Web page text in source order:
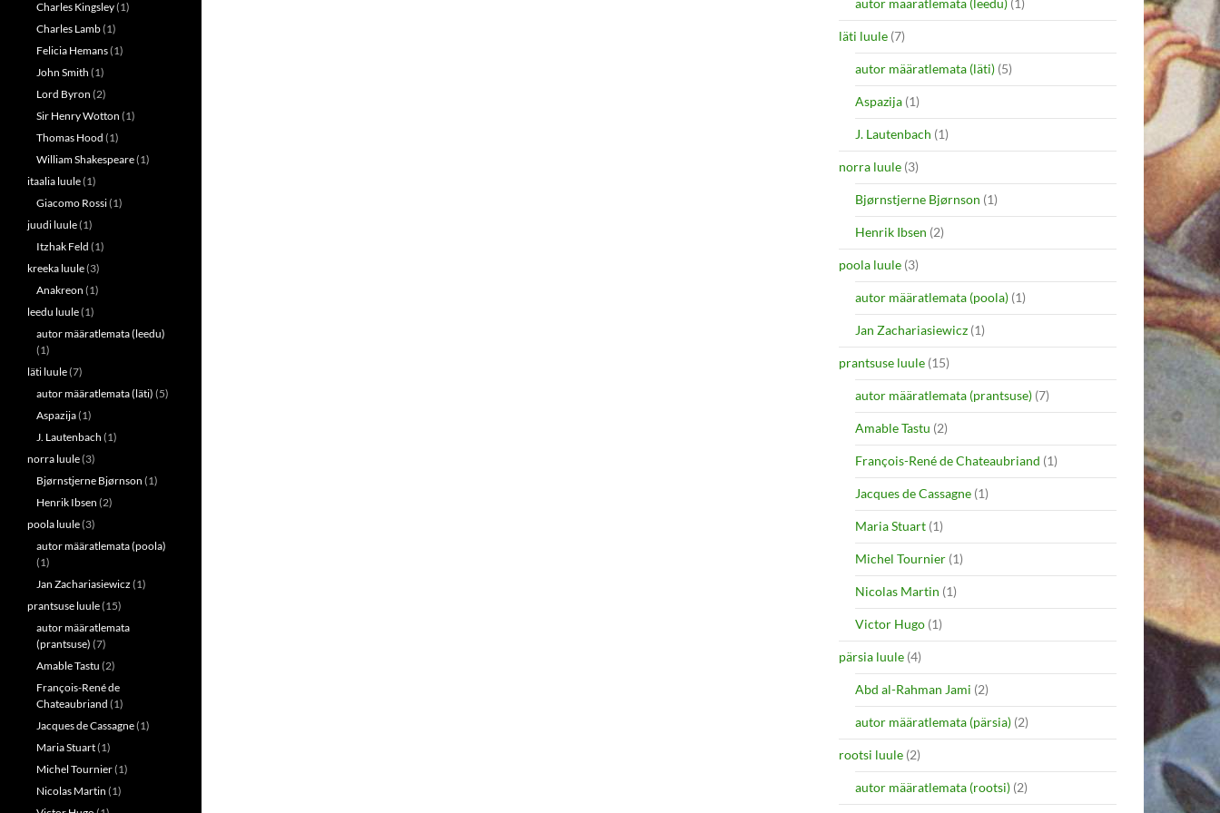
autor määratlemata (leedu) (1)
läti luule (7)
autor määratlemata (läti) (5)
Aspazija (1)
J. Lautenbach (1)
norra luule (3)
Bjørnstjerne Bjørnson (1)
Henrik Ibsen (2)
poola luule (3)
autor määratlemata (poola) (1)
Jan Zachariasiewicz (1)
prantsuse luule (15)
autor määratlemata (prantsuse) (7)
Amable Tastu (2)
François-René de Chateaubriand (1)
Jacques de Cassagne (1)
Maria Stuart (1)
Michel Tournier (1)
Nicolas Martin (1)
Victor Hugo (1)
pärsia luule (4)
Abd al-Rahman Jami (2)
autor määratlemata (pärsia) (2)
rootsi luule (2)
autor määratlemata (rootsi) (2)
Charles Kingsley(1)
Charles Lamb(1)
Felicia Hemans(1)
John Smith (1)
Lord Byron (2)
Sir Henry Wotton (1)
Thomas Hood (1)
William Shakespeare(1)
itaalia luule(1)
Giacomo Rossi(1)
juudi luule(1)
Itzhak Feld (1)
kreeka luule(3)
Anakreon (1)
leedu luule(1)
autor määratlemata (leedu)
(1)
läti luule(7)
autor määratlemata (läti) (5)
Aspazija(1)
J. Lautenbach (1)
norra luule(3)
Bjørnstjerne Bjørnson (1)
Henrik Ibsen (2)
poola luule(3)
autor määratlemata (poola)
(1)
Jan Zachariasiewicz (1)
prantsuse luule(15)
autor määratlemata
(prantsuse) (7)
Amable Tastu (2)
François-René de
Chateaubriand (1)
Jacques de Cassagne(1)
Maria Stuart(1)
Michel Tournier(1)
Nicolas Martin (1)